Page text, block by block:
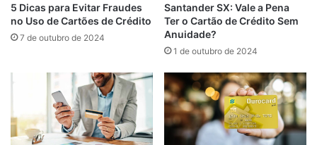
5 Dicas para Evitar Fraudes
no Uso de Cartões de Crédito
7 de outubro de 2024
Santander SX: Vale a Pena
Ter o Cartão de Crédito Sem
Anuidade?
1 de outubro de 2024